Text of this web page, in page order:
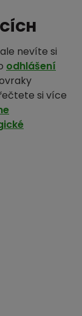
nevíte si
odhlášení
si více